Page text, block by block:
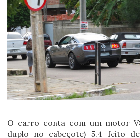
O carro conta com um motor
duplo no cabeçote) 5.4 feito